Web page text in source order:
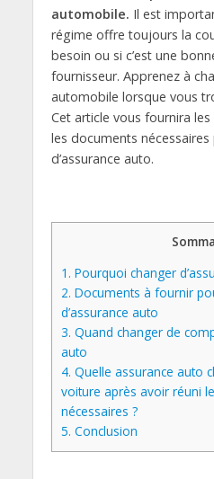
automobile. Il est
régime offre toujours la
besoin ou si c’est une
fournisseur. Apprenez à
automobile lorsque vous
Cet article vous fournira
les documents
d’assurance auto.
1. Pourquoi changer
2. Documents à fournir
d’assurance auto
3. Quand changer de
auto
4. Quelle assurance auto
voiture après avoir réuni
nécessaires ?
5. Conclusion